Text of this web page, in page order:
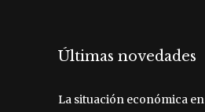
Últimas novedades
La situación económica en